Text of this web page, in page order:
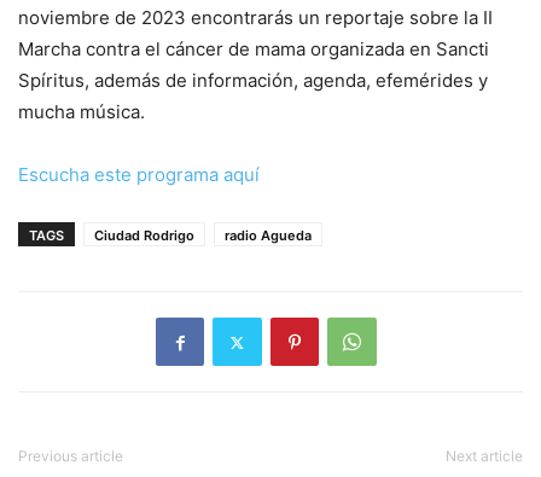
noviembre de 2023 encontrarás un reportaje sobre la II
Marcha contra el cáncer de mama organizada en Sancti
Spíritus, además de información, agenda, efemérides y
mucha música.
Escucha este programa aquí
TAGS Ciudad Rodrigo radio Agueda
Previous article Next article